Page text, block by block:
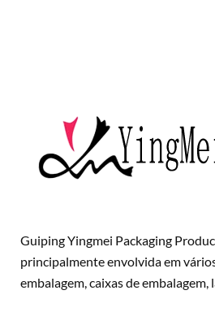
Guiping Yingmei Packaging
principalmente envolvida em
embalagem, caixas de